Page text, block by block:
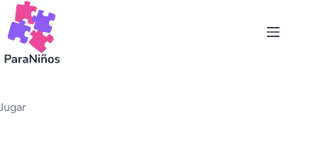
Saltar
contenido
Jugar